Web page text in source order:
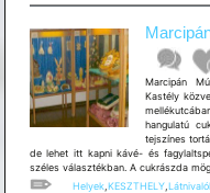
Marcipán
Kastély
hangulatú
tejszínes
de lehet itt kapni kávé- és
széles választékban. A cukrászda
Helyek, KESZTHELY,